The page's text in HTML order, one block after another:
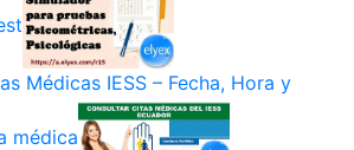
Médicas IESS – Fecha, Hora y
médica